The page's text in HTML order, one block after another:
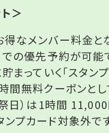
＞
なメンバー料金と
優先予約が可能で
っていく「スタン
間無料クーポンとし
日）は1時間
プカード対象外です